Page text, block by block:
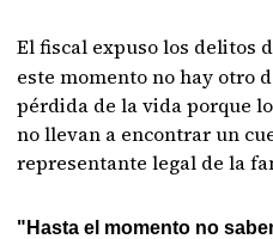
El fiscal expuso los delitos
este momento no hay otro
pérdida de la vida porque
no llevan a encontrar un
representante legal de la
"Hasta el momento no